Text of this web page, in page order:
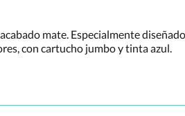
mate. Especialmente
con cartucho jumbo y tinta azul.